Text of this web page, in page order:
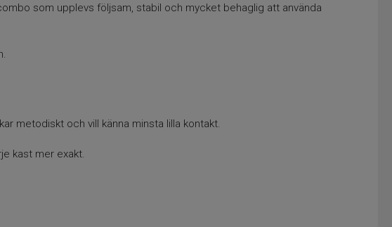
som upplevs följsam, stabil och mycket behaglig att använda
metodiskt och vill känna minsta lilla kontakt.
kast mer exakt.